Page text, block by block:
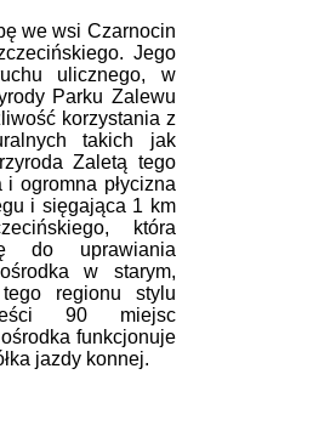
we wsi Czarnocin
Jego
ulicznego, w
Parku Zalewu
korzystania z
takich jak
Zaletą tego
ogromna płycizna
i sięgająca 1 km
która
do uprawiania
w starym,
regionu stylu
90 miejsc
funkcjonuje
jazdy konnej.